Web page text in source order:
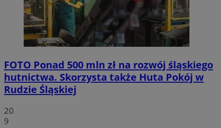
FOTO Ponad 500 mln zł na rozwój śląskiego
hutnictwa. Skorzysta także Huta Pokój w
Rudzie Śląskiej
20
9